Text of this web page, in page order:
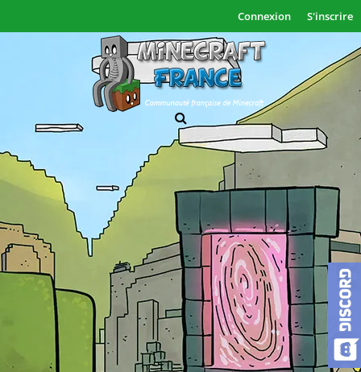
Connexion S'inscrire